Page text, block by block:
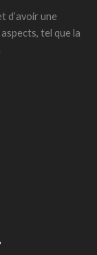
d’avoir une
tel que la